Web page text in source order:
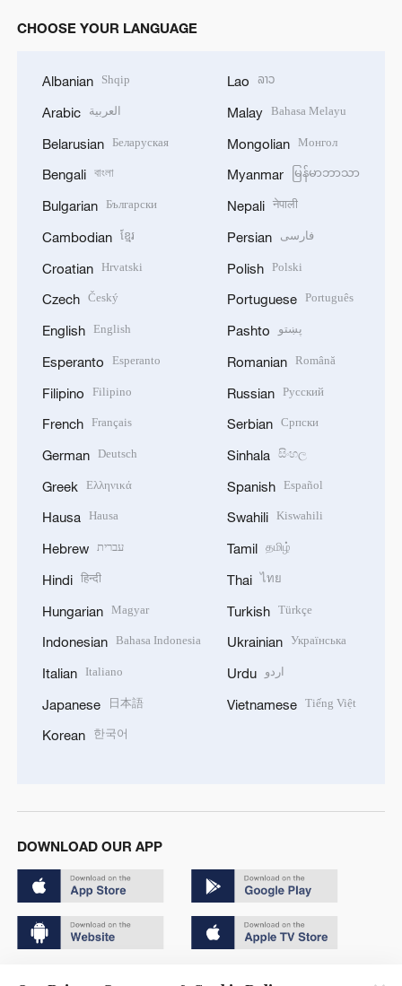
CHOOSE YOUR LANGUAGE
Albanian Shqip
Arabic العربية
Belarusian Беларуская
Bengali বাংলা
Bulgarian Български
Cambodian ខ្មែរ
Croatian Hrvatski
Czech Český
English English
Esperanto Esperanto
Filipino Filipino
French Français
German Deutsch
Greek Ελληνικά
Hausa Hausa
Hebrew עברית
Hindi हिन्दी
Hungarian Magyar
Indonesian Bahasa Indonesia
Italian Italiano
Japanese 日本語
Korean 한국어
Lao ລາວ
Malay Bahasa Melayu
Mongolian Монгол
Myanmar မြန်မာဘာသာ
Nepali नेपाली
Persian فارسی
Polish Polski
Portuguese Português
Pashto پښتو
Romanian Română
Russian Русский
Serbian Српски
Sinhala සිංහල
Spanish Español
Swahili Kiswahili
Tamil தமிழ்
Thai ไทย
Turkish Türkçe
Ukrainian Українська
Urdu اردو
Vietnamese Tiếng Việt
DOWNLOAD OUR APP